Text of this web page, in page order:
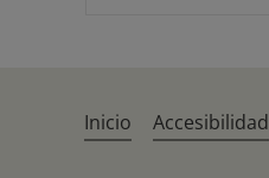
Inicio Accesibilidad